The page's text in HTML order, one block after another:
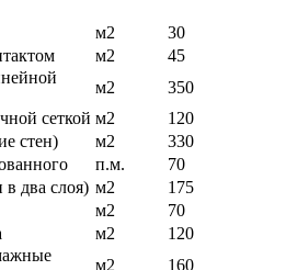
м2
30
м2
45
м2
350
сеткой м2
120
стен)
м2
330
п.м.
70
два слоя) м2
175
м2
70
м2
120
м2
160